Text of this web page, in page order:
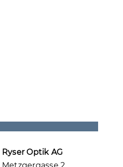
Ryser Optik AG